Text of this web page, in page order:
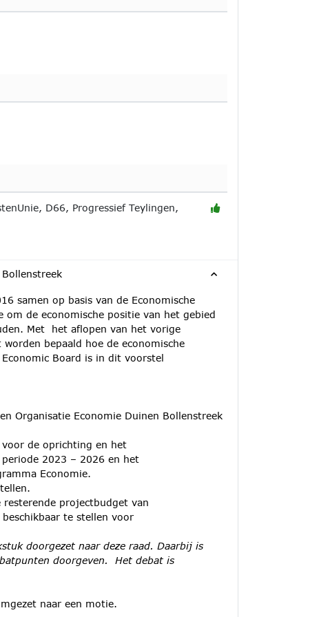
D66, Progressief Teylingen,
samen op basis van de Economische
de economische positie van het gebied
Met het aflopen van het vorige
bepaald hoe de economische
Board is in dit voorstel
Organisatie Economie Duinen Bollenstreek
de oprichting en het
2023 – 2026 en het
Economie.
projectbudget van
te stellen voor
doorgezet naar deze raad. Daarbij is
doorgeven. Het debat is
naar een motie.